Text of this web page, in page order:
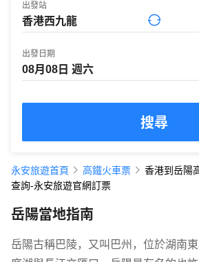
出發站
出發日期
搜尋
永安旅遊首頁 高鐵火車票
香港到岳陽
查詢-永安旅遊官網訂票
岳陽當地指南
岳陽古稱巴陵，又叫巴州，位於湖南